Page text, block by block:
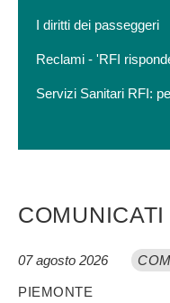
I diritti dei passeggeri
Reclami - 'RFI
Servizi Sanitari RFI:
07 agosto 2026
PIEMONTE